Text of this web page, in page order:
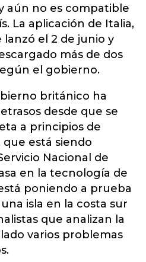
aún no es compatible
La aplicación de Italia,
el 2 de junio y
más de dos
el gobierno.
británico ha
desde que se
a principios de
que está siendo
Nacional de
en la tecnología de
poniendo a prueba
isla en la costa sur
que analizan la
varios problemas